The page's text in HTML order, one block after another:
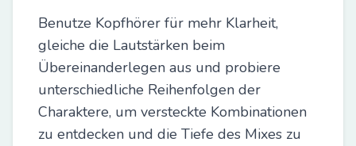
Benutze Kopfhörer für mehr Klarheit,
gleiche die Lautstärken beim
Übereinanderlegen aus und probiere
unterschiedliche Reihenfolgen der
Charaktere, um versteckte Kombinationen
zu entdecken und die Tiefe des Mixes zu